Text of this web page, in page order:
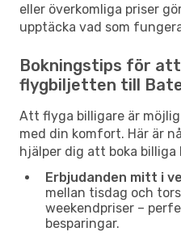
eller överkomliga priser
upptäcka vad som
Bokningstips för
flygbiljetten till
Att flyga billigare är
med din komfort. Här är
hjälper dig att boka
Erbjudanden mitt i
mellan tisdag och
weekendpriser –
besparingar.